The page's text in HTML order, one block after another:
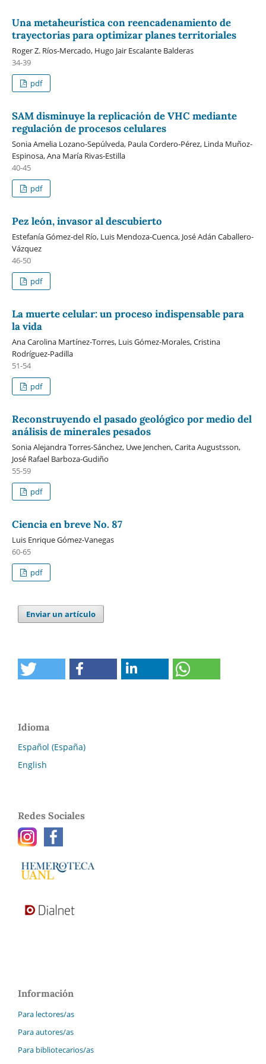
Una metaheurística con reencadenamiento de
trayectorias para optimizar planes territoriales
Roger Z. Ríos-Mercado, Hugo Jair Escalante Balderas
34-39
pdf
SAM disminuye la replicación de VHC mediante
regulación de procesos celulares
Sonia Amelia Lozano-Sepúlveda, Paula Cordero-Pérez, Linda Muñoz-
Espinosa, Ana María Rivas-Estilla
40-45
pdf
Pez león, invasor al descubierto
Estefanía Gómez-del Río, Luis Mendoza-Cuenca, José Adán Caballero-
Vázquez
46-50
pdf
La muerte celular: un proceso indispensable para
la vida
Ana Carolina Martínez-Torres, Luis Gómez-Morales, Cristina
Rodríguez-Padilla
51-54
pdf
Reconstruyendo el pasado geológico por medio del
análisis de minerales pesados
Sonia Alejandra Torres-Sánchez, Uwe Jenchen, Carita Augustsson,
José Rafael Barboza-Gudiño
55-59
pdf
Ciencia en breve No. 87
Luis Enrique Gómez-Vanegas
60-65
pdf
Enviar un artículo
Idioma
Español (España)
English
Redes Sociales
Información
Para lectores/as
Para autores/as
Para bibliotecarios/as